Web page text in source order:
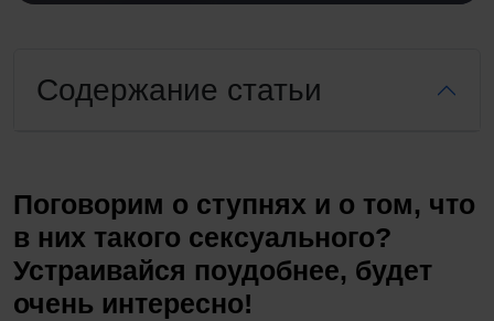
Содержание статьи
Поговорим о ступнях и о том, что
в них такого сексуального?
Устраивайся поудобнее, будет
очень интересно!